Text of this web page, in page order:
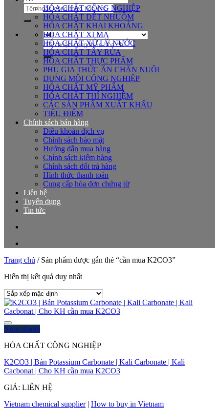
Tìm
kiếm:
Tìm
kiếm:
HÓA CHẤT CÔNG NGHIỆP
HÓA CHẤT DỆT NHUỘM
HÓA CHẤT KHAI KHOÁNG
HÓA CHẤT XI MẠ
HÓA CHẤT XỬ LÝ NƯỚC
HÓA CHẤT TẨY RỬA
HÓA CHẤT THỰC PHẨM
PHỤ GIA THỨC ĂN CHĂN NUÔI
DUNG MÔI CÔNG NGHIỆP
HÓA CHẤT MỸ PHẨM
HÓA CHẤT THÍ NGHIỆM
CÁC SẢN PHẨM XUẤT KHẨU
TIÊU ĐIỂM
Chính sách bán hàng
Điều khoản dịch vụ
Chính sách bảo mật
Hướng dẫn mua hàng
Chính sách kiểm hàng
Chính sách đổi trả hàng
Hình thức thanh toán
Cung cấp hóa đơn chứng từ
Liên hệ
Tuyển dụng
Tin tức
Trang chủ /Sản phẩm được gắn thẻ “cần mua K2CO3”
Hiển thị kết quả duy nhất
Xem nhanh
HÓA CHẤT CÔNG NGHIỆP
K2CO3 | Bán Potassium Carbonate | Kali Carbonate | Kali
Cacbonat | Cho KH cần mua K2CO3
GIÁ: LIÊN HỆ
Vietnam chemical supplier| How to buy in Vietnam